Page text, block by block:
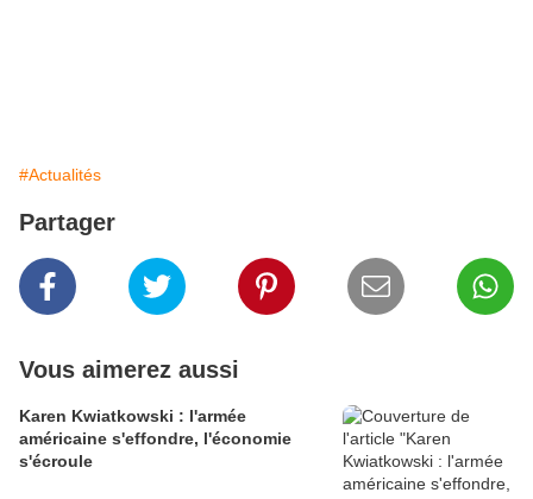
#Actualités
Partager
Vous aimerez aussi
Karen Kwiatkowski : l'armée
américaine s'effondre, l'économie
s'écroule